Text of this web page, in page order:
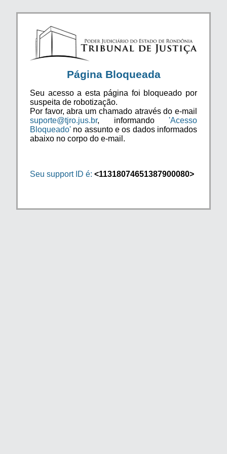
Página Bloqueada
Seu acesso a esta página foi bloqueado por
suspeita de robotização.
Por favor, abra um chamado através do e-mail
suporte@tjro.jus.br, informando 'Acesso
Bloqueado' no assunto e os dados informados
abaixo no corpo do e-mail.
Seu support ID é: <11318074651387900080>